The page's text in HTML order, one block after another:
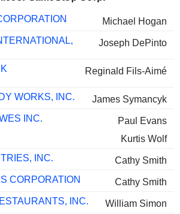
Michael Hogan
Joseph DePinto
Reginald Fils-Aimé
WORKS, INC.
James Symancyk
INC.
Paul Evans
Kurtis Wolf
INC.
Cathy Smith
CORPORATION
Cathy Smith
INC.
William Simon